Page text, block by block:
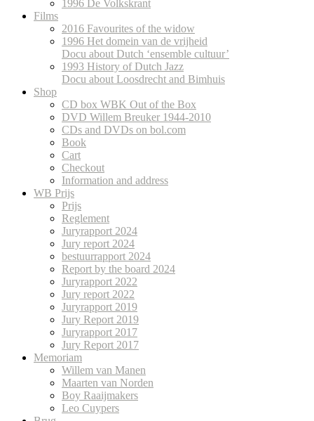
1996 De Volkskrant
Films
2016 Favourites of the widow
1996 Het domein van de vrijheid
Docu about Dutch ‘ensemble cultuur’
1993 History of Dutch Jazz
Docu about Loosdrecht and Bimhuis
Shop
CD box WBK Out of the Box
DVD Willem Breuker 1944-2010
CDs and DVDs on bol.com
Book
Cart
Checkout
Information and address
WB Prijs
Prijs
Reglement
Juryrapport 2024
Jury report 2024
bestuurrapport 2024
Report by the board 2024
Juryrapport 2022
Jury report 2022
Juryrapport 2019
Jury Report 2019
Juryrapport 2017
Jury Report 2017
Memoriam
Willem van Manen
Maarten van Norden
Boy Raaijmakers
Leo Cuypers